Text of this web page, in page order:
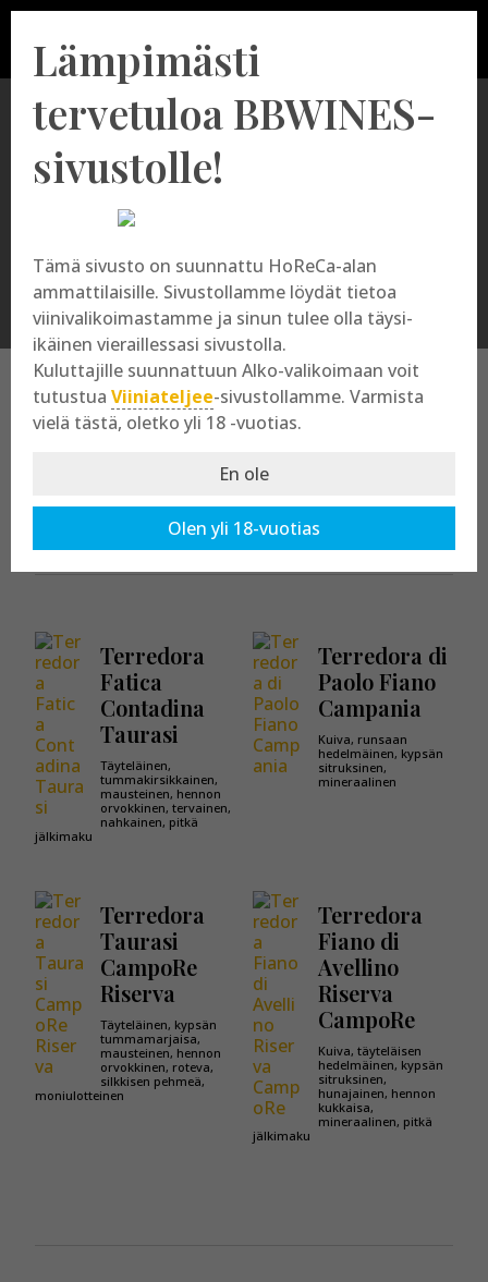
Terredora Di Paolo
Terredora Di Paolo
Kaikki tuotteet osastossa:Terredora Di Paolo
Terredora
Fatica
Contadina
Taurasi
Täyteläinen,
tummakirsikkainen,
mausteinen, hennon
orvokkinen, tervainen,
nahkainen, pitkä
jälkimaku
Terredora di
Paolo Fiano
Campania
Kuiva, runsaan
hedelmäinen, kypsän
sitruksinen,
mineraalinen
Terredora
Taurasi
CampoRe
Riserva
Täyteläinen, kypsän
tummamarjaisa,
mausteinen, hennon
orvokkinen, roteva,
silkkisen pehmeä,
moniulotteinen
Terredora
Fiano di
Avellino
Riserva
CampoRe
Kuiva, täyteläisen
hedelmäinen, kypsän
sitruksinen,
hunajainen, hennon
kukkaisa,
mineraalinen, pitkä
jälkimaku
Lämpimästi
tervetuloa BBWINES-
sivustolle!
Tämä sivusto on suunnattu HoReCa-alan
ammattilaisille. Sivustollamme löydät tietoa
viinivalikoimastamme ja sinun tulee olla täysi-
ikäinen vieraillessasi sivustolla.
Kuluttajille suunnattuun Alko-valikoimaan voit
tutustua Viiniateljee-sivustollamme. Varmista
vielä tästä, oletko yli 18 -vuotias.
En ole
Olen yli 18-vuotias